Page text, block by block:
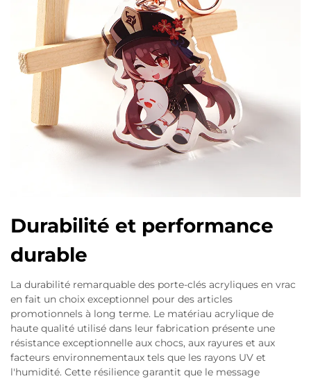
Durabilité et performance
durable
La durabilité remarquable des porte-clés acryliques en vrac
en fait un choix exceptionnel pour des articles
promotionnels à long terme. Le matériau acrylique de
haute qualité utilisé dans leur fabrication présente une
résistance exceptionnelle aux chocs, aux rayures et aux
facteurs environnementaux tels que les rayons UV et
l'humidité. Cette résilience garantit que le message